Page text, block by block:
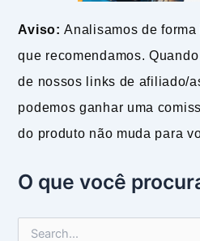
Aviso: Analisamos de
que recomendamos.
de nossos links de afiliado/
podemos ganhar uma
do produto não muda para
O que você